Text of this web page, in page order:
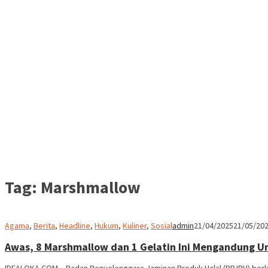
Tag: Marshmallow
Agama, Berita, Headline, Hukum, Kuliner, Sosialadmin21/04/202521/05/
Awas, 8 Marshmallow dan 1 Gelatin Ini Mengandung